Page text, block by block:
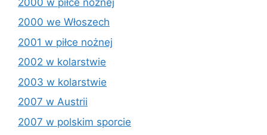
2000 we Włoszech
2001 w piłce nożnej
2002 w kolarstwie
2003 w kolarstwie
2007 w Austrii
2007 w polskim sporcie